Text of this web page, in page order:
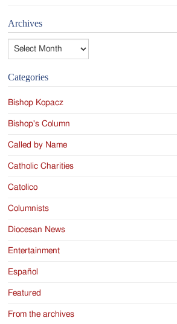
Archives
Categories
Bishop Kopacz
Bishop's Column
Called by Name
Catholic Charities
Catolico
Columnists
Diocesan News
Entertainment
Español
Featured
From the archives